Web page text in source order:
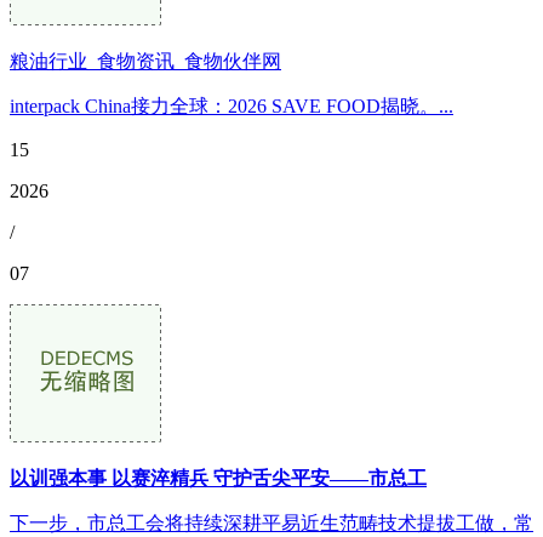
粮油行业_食物资讯_食物伙伴网
interpack China接力全球：2026 SAVE FOOD揭晓。...
15
2026
/
07
以训强本事 以赛淬精兵 守护舌尖平安——市总工
下一步，市总工会将持续深耕平易近生范畴技术提拔工做，常